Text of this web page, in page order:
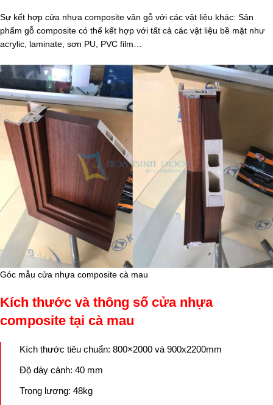
Sự kết hợp cửa nhựa composite vân gỗ với các vật liệu khác: Sản
phẩm gỗ composite có thể kết hợp với tất cả các vật liệu bề mặt như
acrylic, laminate, sơn PU, PVC film…
Góc mẫu cửa nhựa composite cà mau
Kích thước và thông số cửa nhựa
composite tại cà mau
Kích thước tiêu chuẩn: 800×2000 và 900x2200mm
Độ dày cánh: 40 mm
Trọng lượng: 48kg